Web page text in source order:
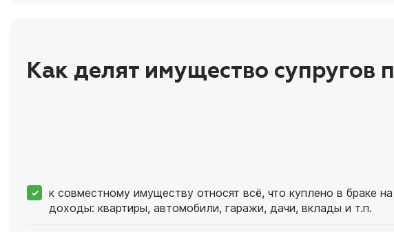
Как делят имущество супругов
к совместному имуществу относят всё, что куплено в браке
доходы: квартиры, автомобили, гаражи, дачи, вклады и т.п.